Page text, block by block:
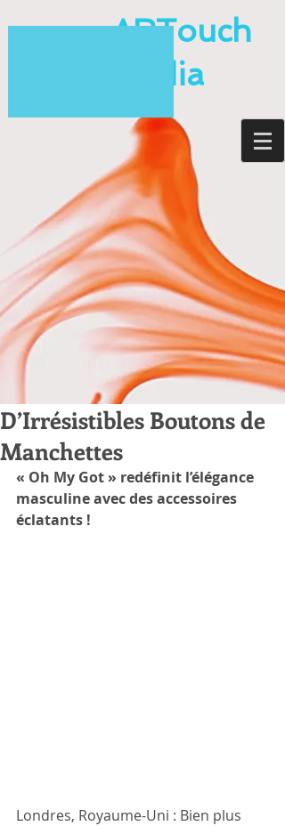
ARTouch
Media
D’Irrésistibles Boutons de
Manchettes
« Oh My Got » redéfinit l’élégance
masculine avec des accessoires
éclatants !
Londres, Royaume-Uni : Bien plus